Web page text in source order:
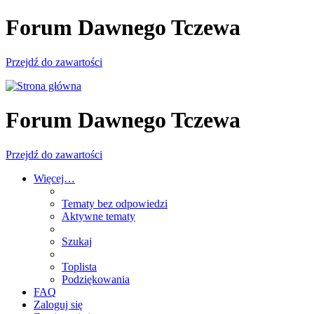
Forum Dawnego Tczewa
Przejdź do zawartości
Forum Dawnego Tczewa
Przejdź do zawartości
Więcej…
Tematy bez odpowiedzi
Aktywne tematy
Szukaj
Toplista
Podziękowania
FAQ
Zaloguj się